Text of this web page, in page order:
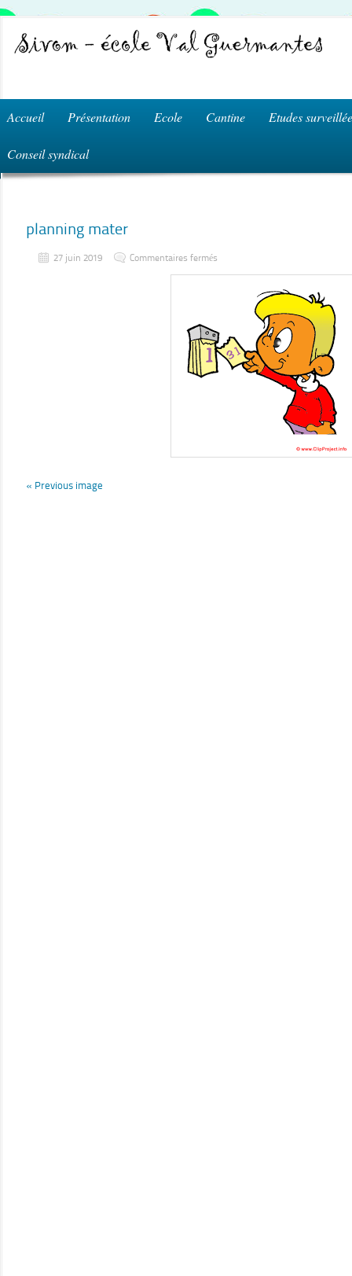
Accueil Présentation Ecole Cantine Etudes
Conseil syndical
planning mater
27 juin 2019 Commentaires fermés
mater
« Previous image